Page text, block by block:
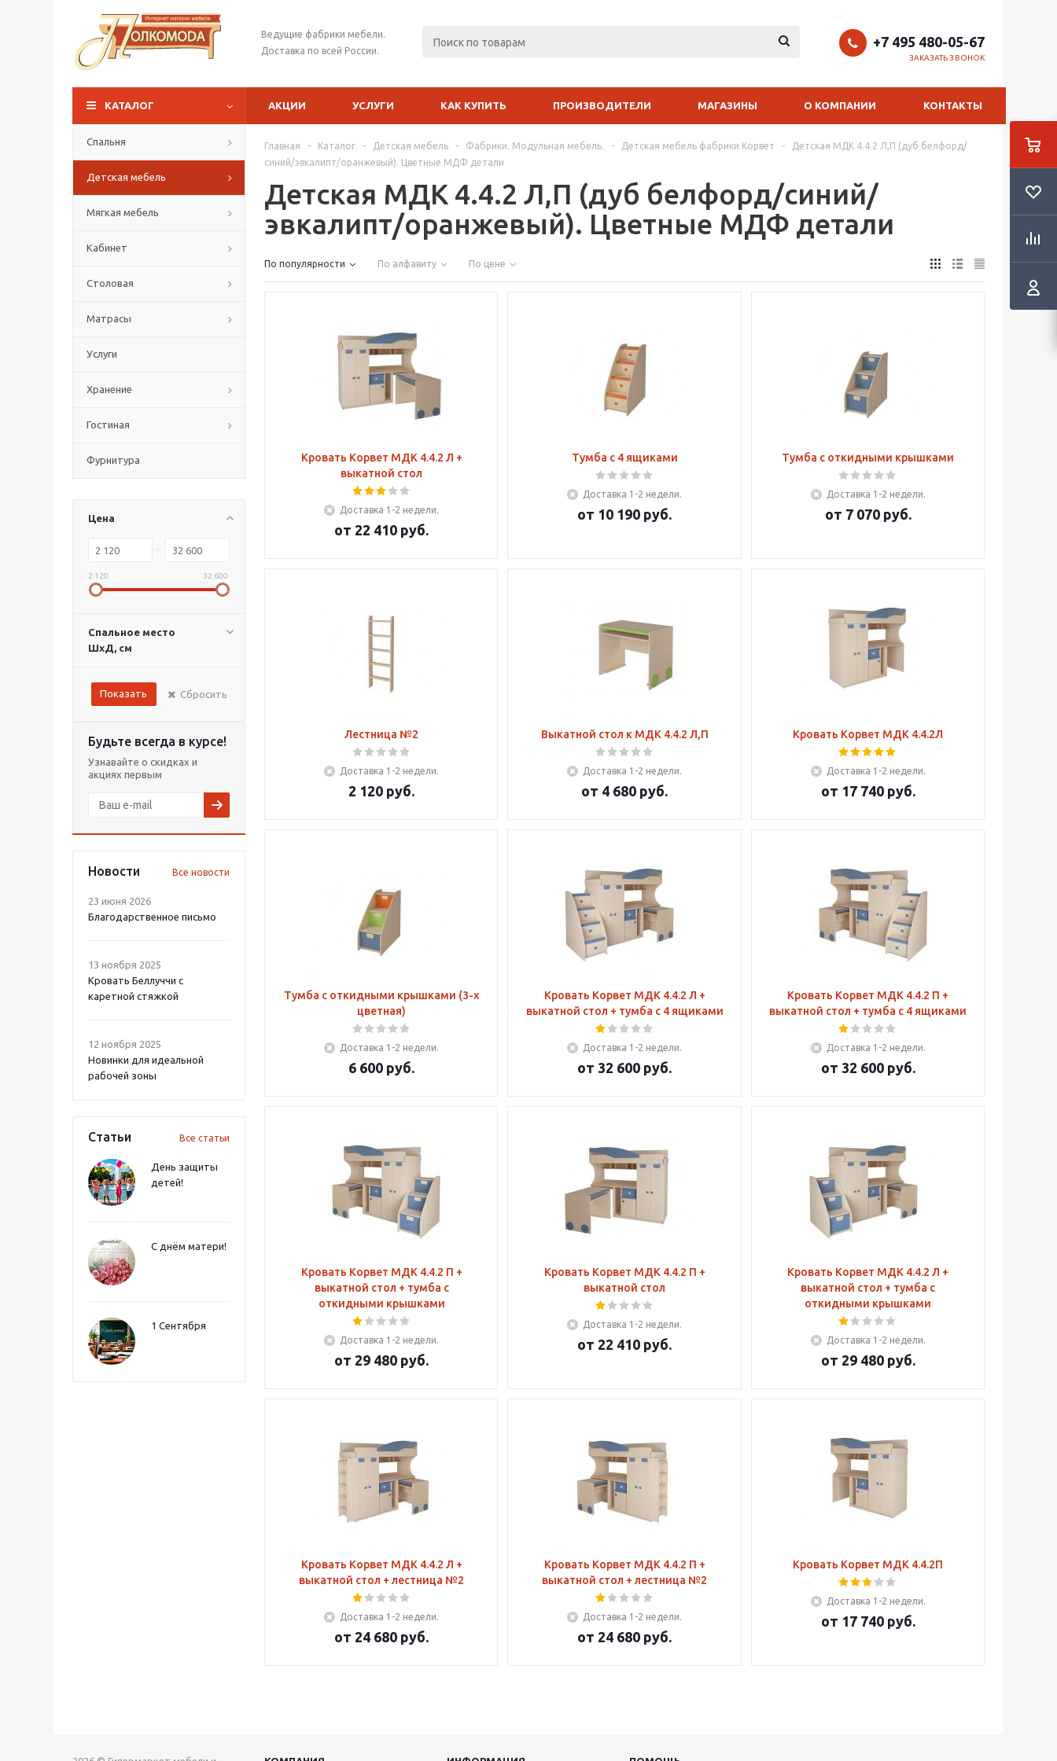
Ведущие фабрики мебели.
Доставка по всей России.
+7 495 480-05-67
ЗАКАЗАТЬ ЗВОНОК
КАТАЛОГ АКЦИИ УСЛУГИ КАК КУПИТЬ ПРОИЗВОДИТЕЛИ МАГАЗИНЫ О КОМПАНИИ КОНТАКТЫ
Спальня
Детская мебель
Мягкая мебель
Кабинет
Столовая
Матрасы
Услуги
Хранение
Гостиная
Фурнитура
Цена
2 120 32 600
Спальное место
ШхД, см
Показать Сбросить
Будьте всегда в курсе!
Узнавайте о скидках и
акциях первым
Новости Все новости
23 июня 2026
Благодарственное письмо
13 ноября 2025
Кровать Беллуччи с
каретной стяжкой
12 ноября 2025
Новинки для идеальной
рабочей зоны
Статьи Все статьи
День защиты
детей!
С днём матери!
1 Сентября
Главная - Каталог - Детская мебель - Фабрики. Модульная мебель. - Детская мебель фабрики Корвет -
Детская МДК 4.4.2 Л,П (дуб белфорд/
синий/эвкалипт/оранжевый). Цветные МДФ детали
Детская МДК 4.4.2 Л,П (дуб белфорд/синий/
эвкалипт/оранжевый). Цветные МДФ детали
По популярности По алфавиту По цене
Кровать Корвет МДК 4.4.2 Л +
выкатной стол
Доставка 1-2 недели.
от 22 410 руб.
Тумба с 4 ящиками
Доставка 1-2 недели.
от 10 190 руб.
Тумба с откидными крышками
Доставка 1-2 недели.
от 7 070 руб.
Лестница №2
Доставка 1-2 недели.
2 120 руб.
Выкатной стол к МДК 4.4.2 Л,П
Доставка 1-2 недели.
от 4 680 руб.
Кровать Корвет МДК 4.4.2Л
Доставка 1-2 недели.
от 17 740 руб.
Тумба с откидными крышками (3-х
цветная)
Доставка 1-2 недели.
6 600 руб.
Кровать Корвет МДК 4.4.2 Л +
выкатной стол + тумба с 4 ящиками
Доставка 1-2 недели.
от 32 600 руб.
Кровать Корвет МДК 4.4.2 П +
выкатной стол + тумба с 4 ящиками
Доставка 1-2 недели.
от 32 600 руб.
Кровать Корвет МДК 4.4.2 П +
выкатной стол + тумба с
откидными крышками
Доставка 1-2 недели.
от 29 480 руб.
Кровать Корвет МДК 4.4.2 П +
выкатной стол
Доставка 1-2 недели.
от 22 410 руб.
Кровать Корвет МДК 4.4.2 Л +
выкатной стол + тумба с
откидными крышками
Доставка 1-2 недели.
от 29 480 руб.
Кровать Корвет МДК 4.4.2 Л +
выкатной стол + лестница №2
Доставка 1-2 недели.
от 24 680 руб.
Кровать Корвет МДК 4.4.2 П +
выкатной стол + лестница №2
Доставка 1-2 недели.
от 24 680 руб.
Кровать Корвет МДК 4.4.2П
Доставка 1-2 недели.
от 17 740 руб.